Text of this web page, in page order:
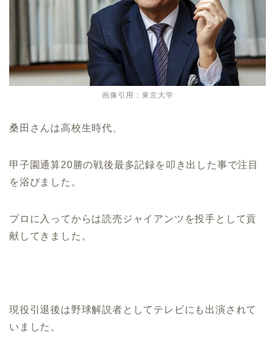
画像引用：東京大学
桑田さんは高校生時代、
甲子園通算20勝の戦後最多記録を叩き出した事で注目
を浴びました。
プロに入ってからは読売ジャイアンツを投手として貢
献してきました。
現役引退後は野球解説者としてテレビにも出演されて
いました。